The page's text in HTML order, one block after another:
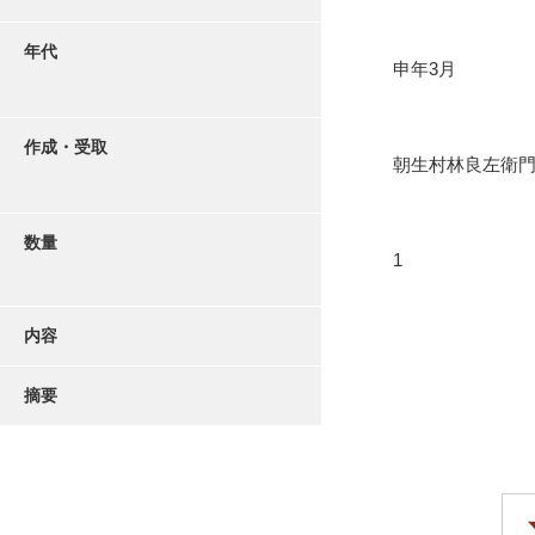
年代
申年3月
作成・受取
朝生村林良左衛門
数量
1
内容
摘要